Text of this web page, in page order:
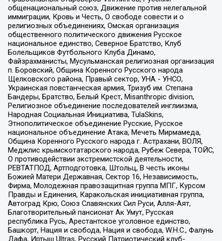
общенациональный союз, Движение против нелегальной
иммиграции, Кровь и Честь, О свободе совести и о
религиозных объединениях, Омская организация
общественного политического движения Русское
национальное единство, Северное Братство, Клуб
Болельщиков Футбольного Клуба Динамо,
Файзрахманисты, Мусульманская религиозная организация
п. Боровский, Община Коренного Русского народа
Щелковского района, Правый сектор, УНА - УНСО,
Украинская повстанческая армия, Тризуб им. Степана
Бандеры, Братство, Белый Крест, Misanthropic division,
Религиозное объединение последователей инглиизма,
Народная Социальная Инициатива, TulaSkins,
Этнополитическое объединение Русские, Русское
национальное объединение Атака, Мечеть Мирмамеда,
Община Коренного Русского народа г. Астрахани, ВОЛЯ,
Меджлис крымскотатарского народа, Рубеж Севера, ТОЙС,
О противодействии экстремистской деятельности,
РЕВТАТПОД, Артподготовка, Штольц, В честь иконы
Божией Матери Державная, Сектор 16, Независимость,
Фирма, Молодежная правозащитная группа МПГ, Курсом
Правды и Единения, Каракольская инициативная группа,
Автоград Крю, Союз Славянских Сил Руси, Алля-Аят,
Благотворительный пансионат Ак Умут, Русская
республика Русь, Арестантское уголовное единство,
Башкорт, Нация и свобода, Нация и свобода, W.H.С., Фалунь
Дафа, Иртыш Ultras, Русский Патриотический клуб-